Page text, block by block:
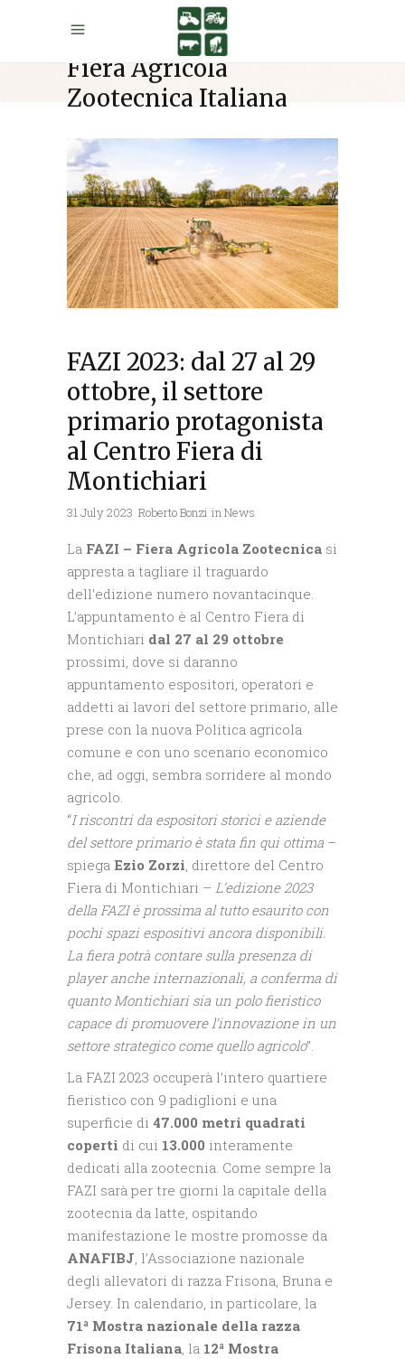
Fiera Agricola
Zootecnica Italiana
FAZI 2023: dal 27 al 29
ottobre, il settore
primario protagonista
al Centro Fiera di
Montichiari
31 July 2023 Roberto Bonzi inNews
La FAZI – Fiera Agricola Zootecnica si
appresta a tagliare il traguardo
dell’edizione numero novantacinque.
L’appuntamento è al Centro Fiera di
Montichiari dal 27 al 29 ottobre
prossimi, dove si daranno
appuntamento espositori, operatori e
addetti ai lavori del settore primario, alle
prese con la nuova Politica agricola
comune e con uno scenario economico
che, ad oggi, sembra sorridere al mondo
agricolo.
“I riscontri da espositori storici e aziende
del settore primario è stata fin qui ottima –
spiega Ezio Zorzi, direttore del Centro
Fiera di Montichiari – L’edizione 2023
della FAZI è prossima al tutto esaurito con
pochi spazi espositivi ancora disponibili.
La fiera potrà contare sulla presenza di
player anche internazionali, a conferma di
quanto Montichiari sia un polo fieristico
capace di promuovere l’innovazione in un
settore strategico come quello agricolo”.
La FAZI 2023 occuperà l’intero quartiere
fieristico con 9 padiglioni e una
superficie di 47.000 metri quadrati
coperti di cui 13.000 interamente
dedicati alla zootecnia. Come sempre la
FAZI sarà per tre giorni la capitale della
zootecnia da latte, ospitando
manifestazione le mostre promosse da
ANAFIBJ, l’Associazione nazionale
degli allevatori di razza Frisona, Bruna e
Jersey. In calendario, in particolare, la
71ª Mostra nazionale della razza
Frisona Italiana, la 12ª Mostra